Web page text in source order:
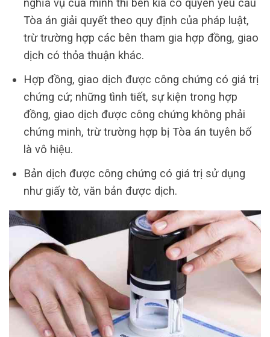
nghĩa vụ của mình thì bên kia có quyền yêu cầu
Tòa án giải quyết theo quy định của pháp luật,
trừ trường hợp các bên tham gia hợp đồng, giao
dịch có thỏa thuận khác.
Hợp đồng, giao dịch được công chứng có giá trị
chứng cứ; những tình tiết, sự kiện trong hợp
đồng, giao dịch được công chứng không phải
chứng minh, trừ trường hợp bị Tòa án tuyên bố
là vô hiệu.
Bản dịch được công chứng có giá trị sử dụng
như giấy tờ, văn bản được dịch.